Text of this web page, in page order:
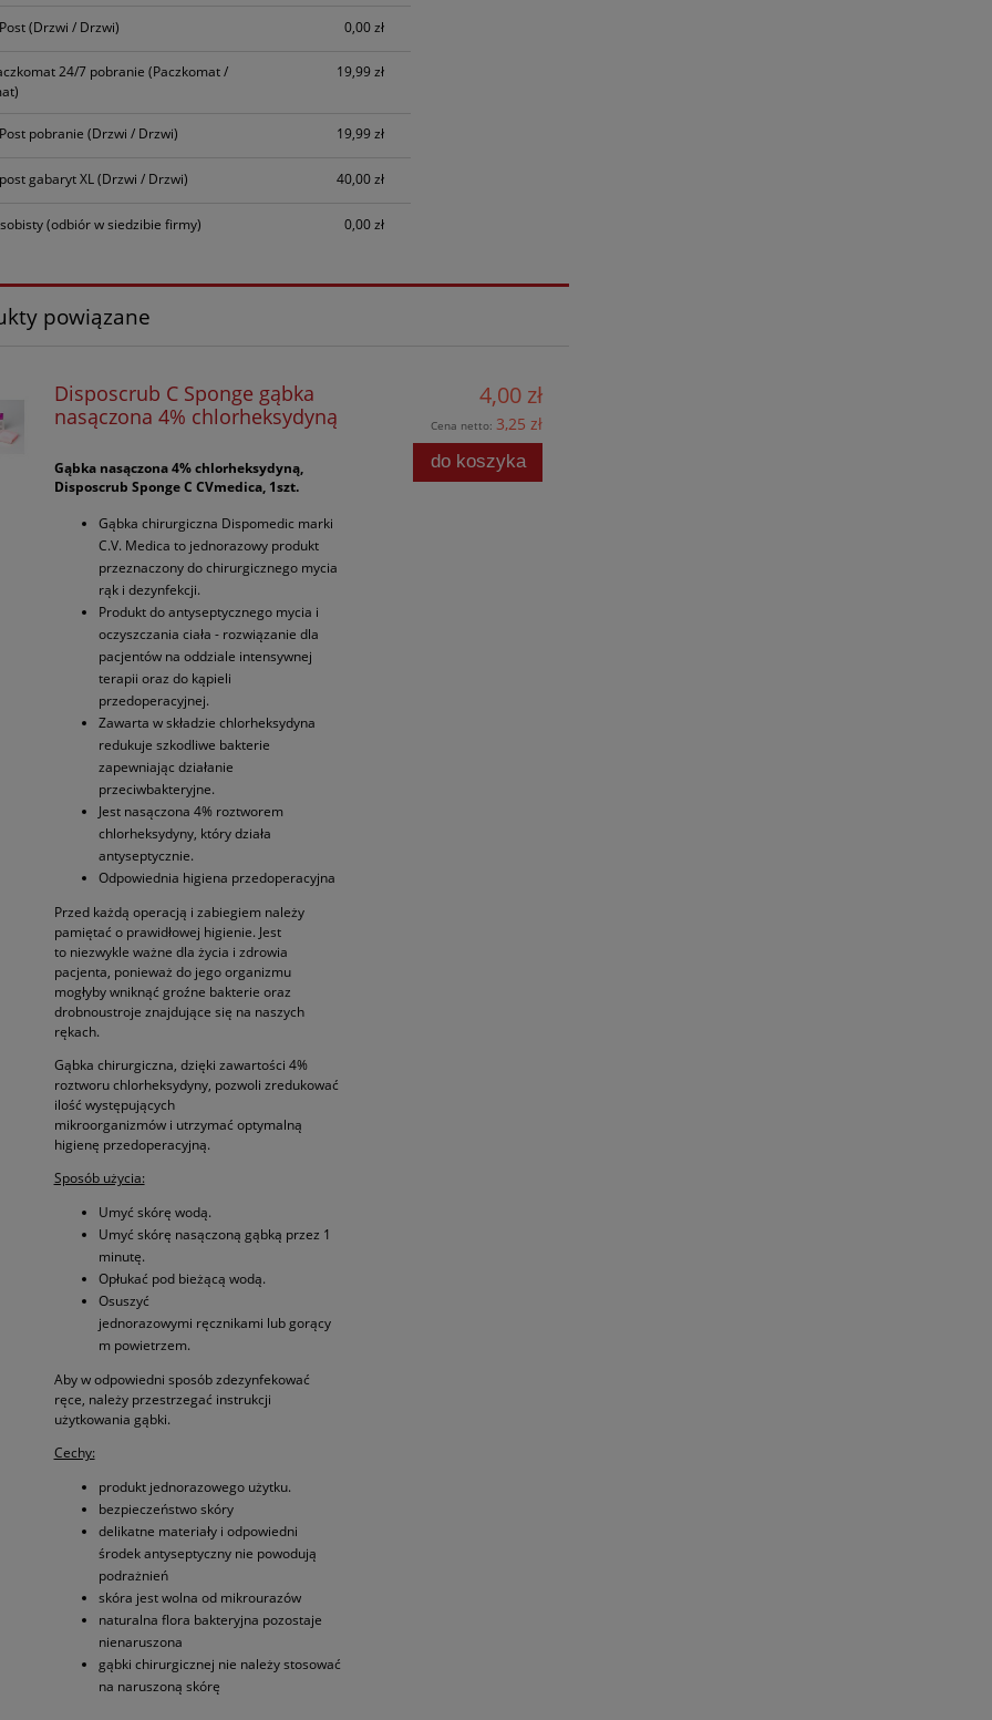
(Drzwi / Drzwi) 0,00 zł
24/7 pobranie (Paczkomat /
19,99 zł
pobranie (Drzwi / Drzwi) 19,99 zł
gabaryt XL(Drzwi / Drzwi) 40,00 zł
(odbiór w siedzibie firmy) 0,00 zł
powiązane
Disposcrub C Sponge gąbka
nasączona 4% chlorheksydyną
Gąbka nasączona 4% chlorheksydyną,
Disposcrub Sponge C CVmedica, 1szt.
Gąbka chirurgiczna Dispomedic marki
C.V. Medica to jednorazowy produkt
przeznaczony do chirurgicznego mycia
rąk i dezynfekcji.
Produkt do antyseptycznego mycia i
oczyszczania ciała - rozwiązanie dla
pacjentów na oddziale intensywnej
terapii oraz do kąpieli
przedoperacyjnej.
Zawarta w składzie chlorheksydyna
redukuje szkodliwe bakterie
zapewniając działanie
przeciwbakteryjne.
Jest nasączona 4% roztworem
chlorheksydyny, który działa
antyseptycznie.
Odpowiednia higiena przedoperacyjna
Przed każdą operacją i zabiegiem należy
pamiętać o prawidłowej higienie. Jest
to niezwykle ważne dla życia i zdrowia
pacjenta, ponieważ do jego organizmu
mogłyby wniknąć groźne bakterie oraz
drobnoustroje znajdujące się na naszych
rękach.
Gąbka chirurgiczna, dzięki zawartości 4%
roztworu chlorheksydyny, pozwoli zredukować
ilość występujących
mikroorganizmów i utrzymać optymalną
higienę przedoperacyjną.
Sposób użycia:
Umyć skórę wodą.
Umyć skórę nasączoną gąbką przez 1
minutę.
Opłukać pod bieżącą wodą.
Osuszyć
jednorazowymi ręcznikami lub gorący
m powietrzem.
Aby w odpowiedni sposób zdezynfekować
ręce, należy przestrzegać instrukcji
użytkowania gąbki.
Cechy:
produkt jednorazowego użytku.
bezpieczeństwo skóry
delikatne materiały i odpowiedni
środek antyseptyczny nie powodują
podrażnień
skóra jest wolna od mikrourazów
naturalna flora bakteryjna pozostaje
nienaruszona
gąbki chirurgicznej nie należy stosować
na naruszoną skórę
4,00 zł
Cena netto: 3,25 zł
do koszyka